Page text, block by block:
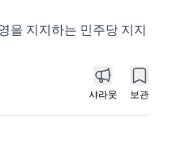
을 지지하는 민주당 지지
샤라웃 보관